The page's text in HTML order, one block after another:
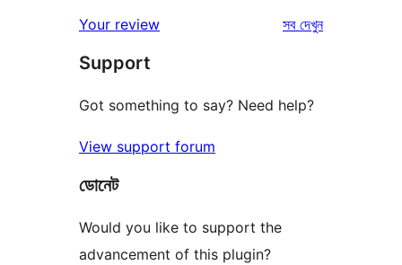
রিভিউ
স্টার
রিভিউ
Your review সবরিভিউ
দেখুন
Support
Got something to say? Need help?
View support forum
ডোনেট
Would you like to support the
advancement of this plugin?